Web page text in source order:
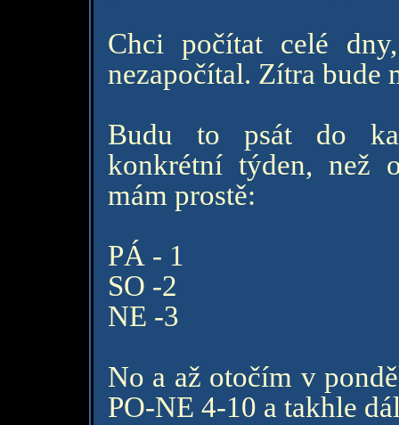
Chci počítat celé
nezapočítal. Zítra bude
Budu to psát do
konkrétní týden, než
mám prostě:
PÁ - 1
SO -2
NE -3
No a až otočím v
PO-NE 4-10 a takhle